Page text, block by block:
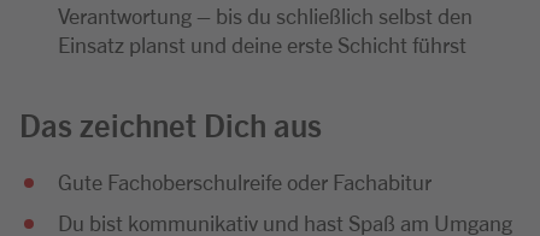
Verantwortung – bis du schließlich selbst den
Einsatz planst und deine erste Schicht führst
Das zeichnet Dich aus
Gute Fachoberschulreife oder Fachabitur
Du bist kommunikativ und hast Spaß am Umgang